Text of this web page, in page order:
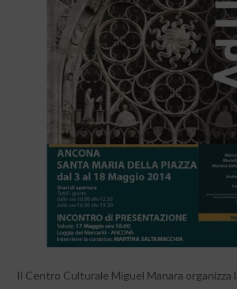
Il Centro Culturale Miguel Manara organizza